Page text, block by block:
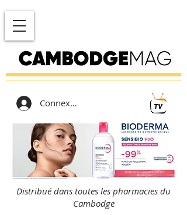
Connexion
Distribué dans toutes les pharmacies du
Cambodge